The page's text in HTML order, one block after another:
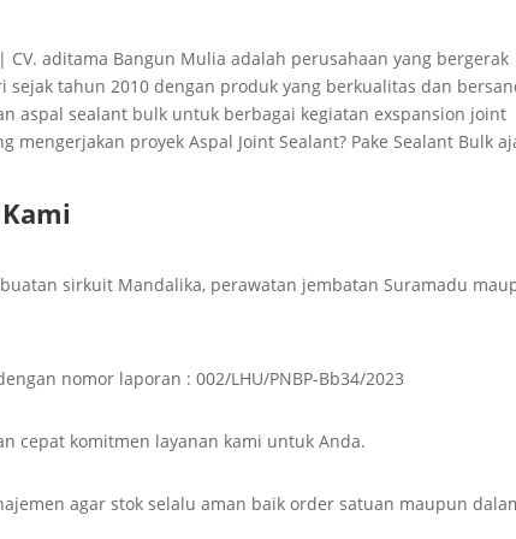
CV. aditama Bangun Mulia adalah perusahaan yang bergerak
sejak tahun 2010 dengan produk yang berkualitas dan
aspal sealant bulk untuk berbagai kegiatan exspansion joint
mengerjakan proyek Aspal Joint Sealant? Pake Sealant Bulk
Kami
sirkuit Mandalika, perawatan jembatan Suramadu
nomor laporan : 002/LHU/PNBP-Bb34/2023
cepat komitmen layanan kami untuk Anda.
agar stok selalu aman baik order satuan maupun